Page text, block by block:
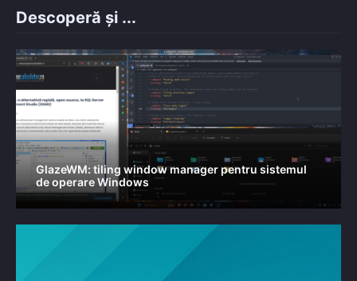
Descoperă și ...
GlazeWM: tiling window manager pentru sistemul
de operare Windows